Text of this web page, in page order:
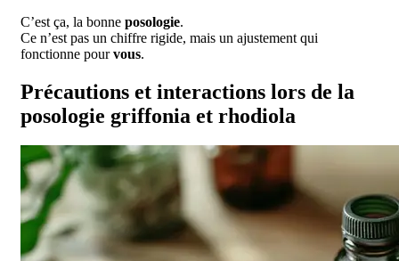
C’est ça, la bonne posologie.
Ce n’est pas un chiffre rigide, mais un ajustement qui
fonctionne pourvous.
Précautions et interactions lors de la
posologie griffonia et rhodiola